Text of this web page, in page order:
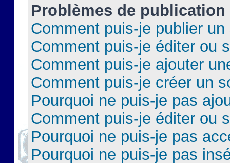
Problèmes de publication
Comment puis-je publier
Comment puis-je éditer ou
Comment puis-je ajouter
Comment puis-je créer un
Pourquoi ne puis-je pas
Comment puis-je éditer ou
Pourquoi ne puis-je pas
Pourquoi ne puis-je pas